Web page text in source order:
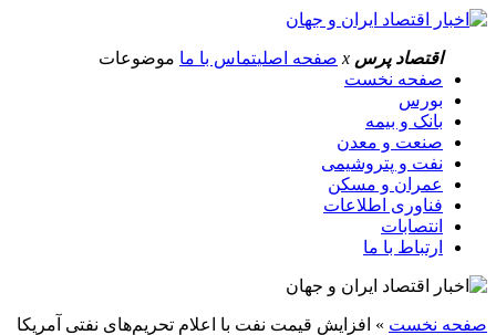
اقتصاد پرس x صفحه اصلیتماس با ما موضوعات
صفحه نخست
بورس
بانک و بیمه
صنعت و معدن
نفت و پتروشیمی
عمران و مسکن
فناوری اطلاعات
انتصابات
ارتباط با ما
صفحه نخست » افزایش قیمت نفت با اعلام تحریم‌های نفتی آمریکا